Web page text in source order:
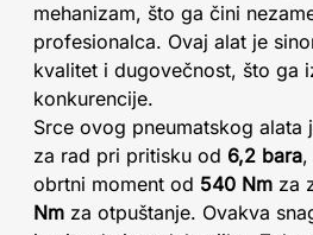
mehanizam, što ga čini
profesionalca. Ovaj alat je
kvalitet i dugovečnost, što ga
konkurencije.
Srce ovog pneumatskog alata
za rad pri pritisku od 6,2 bara,
obrtni moment od 540 Nm za
Nm za otpuštanje. Ovakva